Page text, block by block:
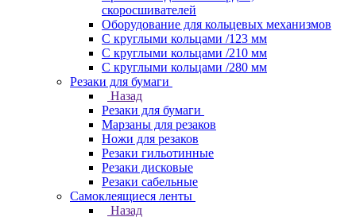
скоросшивателей
Оборудование для кольцевых механизмов
С круглыми кольцами /123 мм
С круглыми кольцами /210 мм
С круглыми кольцами /280 мм
Резаки для бумаги
Назад
Резаки для бумаги
Марзаны для резаков
Ножи для резаков
Резаки гильотинные
Резаки дисковые
Резаки сабельные
Самоклеящиеся ленты
Назад